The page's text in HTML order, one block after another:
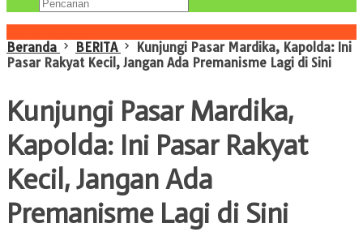
Beranda
BERITA
Kunjungi Pasar Mardika, Kapolda: Ini
Pasar Rakyat Kecil, Jangan Ada Premanisme Lagi di Sini
Kunjungi Pasar Mardika,
Kapolda: Ini Pasar Rakyat
Kecil, Jangan Ada
Premanisme Lagi di Sini